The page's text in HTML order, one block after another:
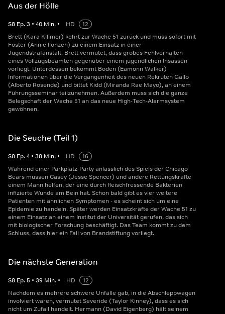
Aus der Hölle
S8 Ep.3 • 40 Min. • HD
12
Brett (Kara Killmer) kehrt zur Wache 51 zurück und muss sofort mit
Foster (Annie Ilonzeh) zu einem Einsatz in einer
Jugendstrafanstalt. Brett vermutet, dass grobes Fehlverhalten
eines Vollzugsbeamten gegenüber einem jugendlichen Insassen
vorliegt. Unterdessen bekommt Boden (Eamonn Walker)
Informationen über die Vergangenheit des neuen Rekruten Gallo
(Alberto Rosende) und bittet Kidd (Miranda Rae Mayo), an einem
Führungsseminar teilzunehmen. Außerdem muss sich die ganze
Belegschaft der Wache 51 an das neue High-Tech-Alarmsystem
gewöhnen.
Die Seuche (Teil 1)
S8 Ep.4 • 38 Min. • HD
16
Während einer Parkplatz-Party anlässlich des Spiels der Chicago
Bears müssen Casey (Jesse Spencer) und andere Rettungskräfte
einem Mann helfen, der eine durch fleischfressende Bakterien
infizierte Wunde am Bein hat. Schon bald gibt es vier weitere
Patienten mit ähnlichen Symptomen - es scheint sich um eine
Epidemie zu handeln. Später werden Einsatzkräfte der Wache 51 zu
einem Einsatz an einem Institut der Universität gerufen, das sich
mit biologischer Forschung beschäftigt. Das Team kommt zu dem
Schluss, dass hier ein Fall von Brandstiftung vorliegt.
Die nächste Generation
S8 Ep.5 • 39 Min. • HD
12
Nachdem es mehrere schwere Unfälle gab, in die Abschleppwagen
involviert waren, vermutet Severide (Taylor Kinney), dass es sich
nicht um Zufall handelt. Hermann (David Eigenberg) hält seinem